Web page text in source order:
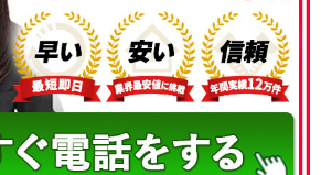
3186-4780